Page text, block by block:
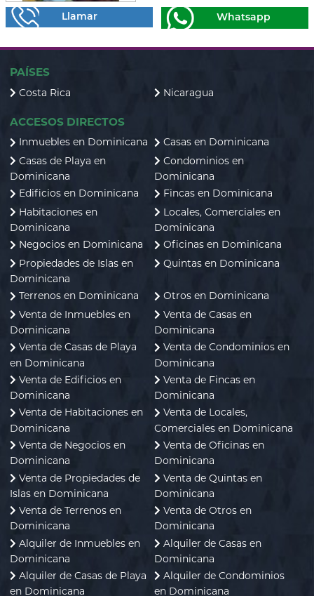
Llamar Whatsapp
PAÍSES
Costa Rica Nicaragua
ACCESOS DIRECTOS
Inmuebles en Dominicana
Casas en Dominicana
Casas de Playa en
Dominicana
Condominios en
Dominicana
Edificios en Dominicana
Fincas en Dominicana
Habitaciones en
Dominicana
Locales, Comerciales en
Dominicana
Negocios en Dominicana
Oficinas en Dominicana
Propiedades de Islas en
Dominicana
Quintas en Dominicana
Terrenos en Dominicana
Otros en Dominicana
Venta de Inmuebles en
Dominicana
Venta de Casas en
Dominicana
Venta de Casas de Playa
en Dominicana
Venta de Condominios en
Dominicana
Venta de Edificios en
Dominicana
Venta de Fincas en
Dominicana
Venta de Habitaciones en
Dominicana
Venta de Locales,
Comerciales en Dominicana
Venta de Negocios en
Dominicana
Venta de Oficinas en
Dominicana
Venta de Propiedades de
Islas en Dominicana
Venta de Quintas en
Dominicana
Venta de Terrenos en
Dominicana
Venta de Otros en
Dominicana
Alquiler de Inmuebles en
Dominicana
Alquiler de Casas en
Dominicana
Alquiler de Casas de Playa
en Dominicana
Alquiler de Condominios
en Dominicana